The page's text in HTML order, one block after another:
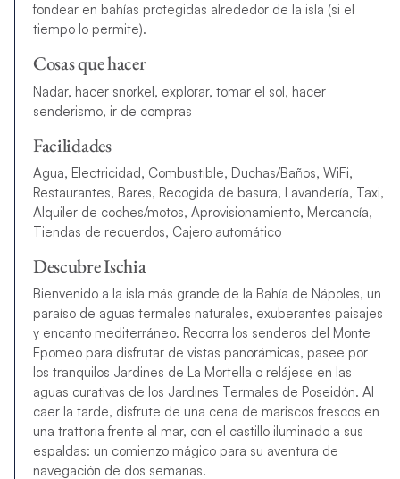
fondear en bahías protegidas alrededor de la isla (si el
tiempo lo permite).
Cosas que hacer
Nadar, hacer snorkel, explorar, tomar el sol, hacer
senderismo, ir de compras
Facilidades
Agua, Electricidad, Combustible, Duchas/Baños, WiFi,
Restaurantes, Bares, Recogida de basura, Lavandería, Taxi,
Alquiler de coches/motos, Aprovisionamiento, Mercancía,
Tiendas de recuerdos, Cajero automático
Descubre Ischia
Bienvenido a la isla más grande de la Bahía de Nápoles, un
paraíso de aguas termales naturales, exuberantes paisajes
y encanto mediterráneo. Recorra los senderos del Monte
Epomeo para disfrutar de vistas panorámicas, pasee por
los tranquilos Jardines de La Mortella o relájese en las
aguas curativas de los Jardines Termales de Poseidón. Al
caer la tarde, disfrute de una cena de mariscos frescos en
una trattoria frente al mar, con el castillo iluminado a sus
espaldas: un comienzo mágico para su aventura de
navegación de dos semanas.